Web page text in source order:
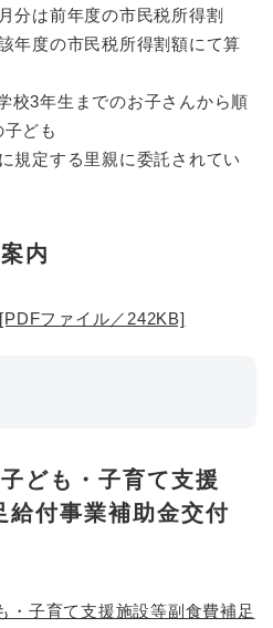
分は前年度の市民税所得割
年度の市民税所得割額にて算
校3年生までのお子さんから順
ども
規定する里親に委託されてい
内
ファイル／242KB]
ども・子育て支援
給付事業補助金交付
・子育て支援施設等副食費補足